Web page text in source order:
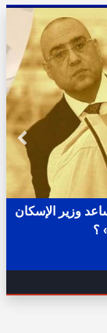
وزير الإسكان
؟